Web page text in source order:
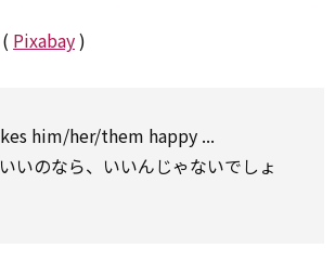
( Pixabay)
him/her/them happy ...
いのなら、いいんじゃないでしょ